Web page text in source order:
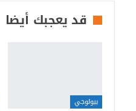
قد يعجبك أيضا
بيولوجي